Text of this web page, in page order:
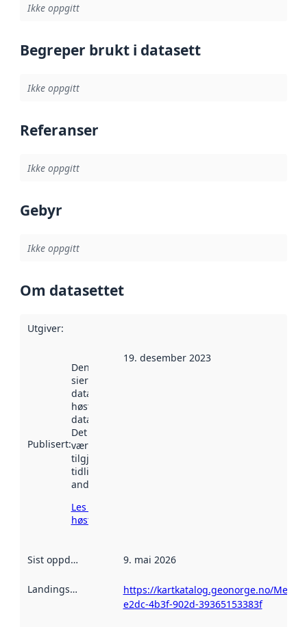
Ikke oppgitt
Begreper brukt i datasett
Ikke oppgitt
Referanser
Ikke oppgitt
Gebyr
Ikke oppgitt
Om datasettet
Utgiver:
Publisert:
Denne datoen
sier når
datasettet ble
høstet av
data.norge.no.
Det kan ha
vært
tilgjengelig
tidligere
andre steder.
Les mer om
høsting her
19. desember 2023
Sist oppdatert 9. mai 2026
Landingsside
https://kartkatalog.geonorge.no/
e2dc-4b3f-902d-39365153383f